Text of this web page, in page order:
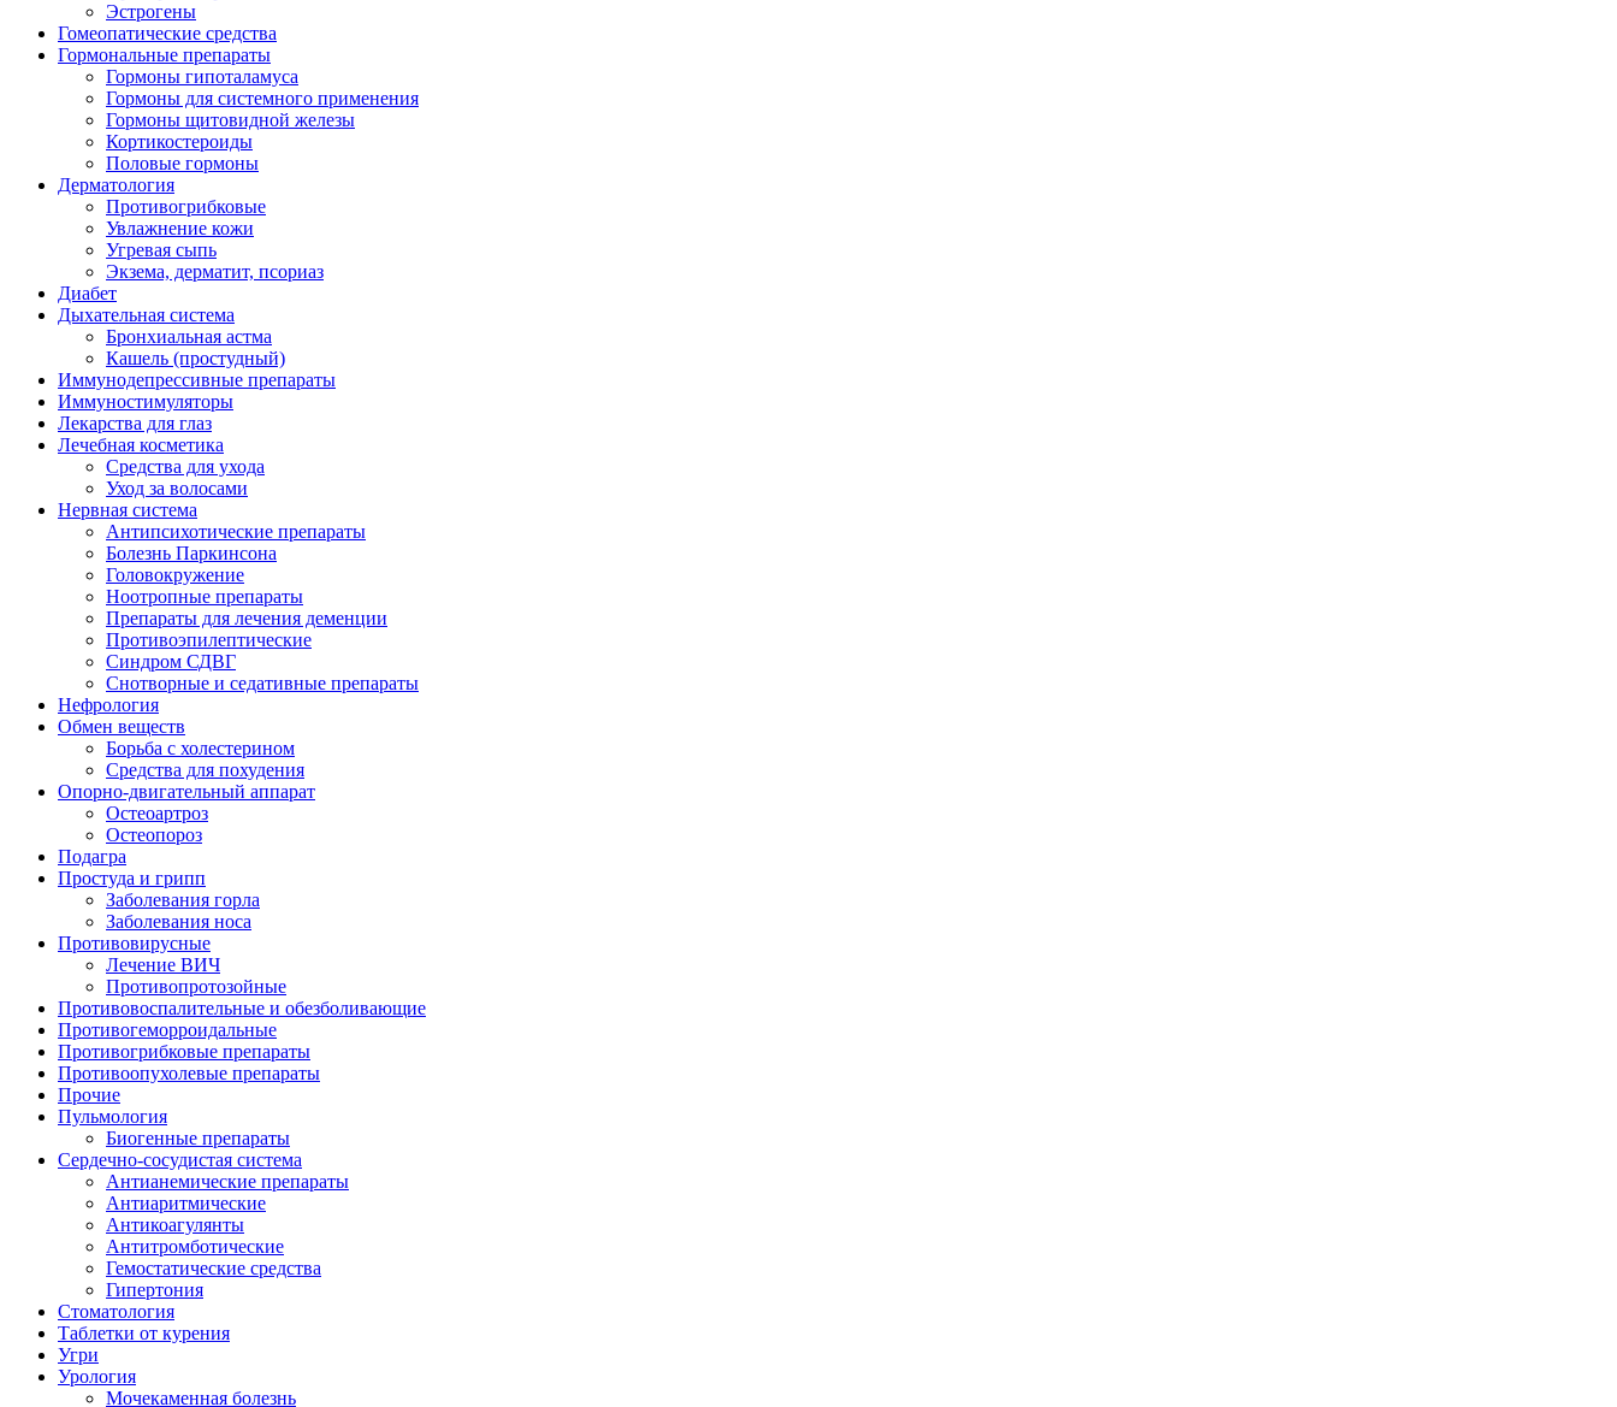
Эстрогены
Гомеопатические средства
Гормональные препараты
Гормоны гипоталамуса
Гормоны для системного применения
Гормоны щитовидной железы
Кортикостероиды
Половые гормоны
Дерматология
Противогрибковые
Увлажнение кожи
Угревая сыпь
Экзема, дерматит, псориаз
Диабет
Дыхательная система
Бронхиальная астма
Кашель (простудный)
Иммунодепрессивные препараты
Иммуностимуляторы
Лекарства для глаз
Лечебная косметика
Средства для ухода
Уход за волосами
Нервная система
Антипсихотические препараты
Болезнь Паркинсона
Головокружение
Ноотропные препараты
Препараты для лечения деменции
Противоэпилептические
Синдром СДВГ
Снотворные и седативные препараты
Нефрология
Обмен веществ
Борьба с холестерином
Средства для похудения
Опорно-двигательный аппарат
Остеоартроз
Остеопороз
Подагра
Простуда и грипп
Заболевания горла
Заболевания носа
Противовирусные
Лечение ВИЧ
Противопротозойные
Противовоспалительные и обезболивающие
Противогеморроидальные
Противогрибковые препараты
Противоопухолевые препараты
Прочие
Пульмология
Биогенные препараты
Сердечно-сосудистая система
Антианемические препараты
Антиаритмические
Антикоагулянты
Антитромботические
Гемостатические средства
Гипертония
Стоматология
Таблетки от курения
Угри
Урология
Мочекаменная болезнь